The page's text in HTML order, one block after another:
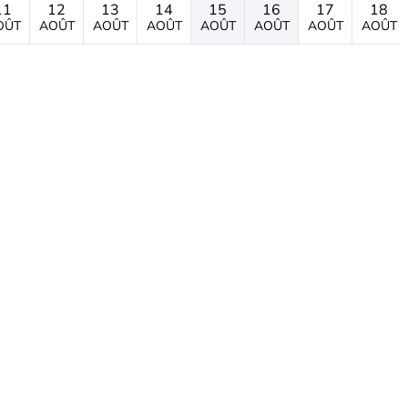
12
AOÛT
13
AOÛT
14
AOÛT
15
AOÛT
16
AOÛT
17
AOÛT
18
AOÛT